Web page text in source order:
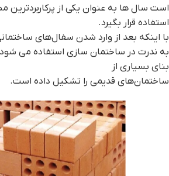
است سال ها به عنوان یکی از پرکاربردترین
استفاده قرار بگیرد.
با اینکه بعد از وارد شدن سفال‌های
به ندرت در ساختمان‌ سازی استفاده می
بنای بسیاری از
ساختمان‌های قدیمی را تشکیل داده‌ است.